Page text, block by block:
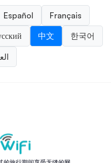
Español
Français
中文 한국어